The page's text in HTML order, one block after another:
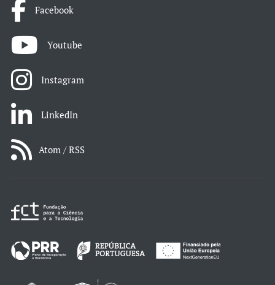
Facebook
Youtube
Instagram
LinkedIn
Atom / RSS